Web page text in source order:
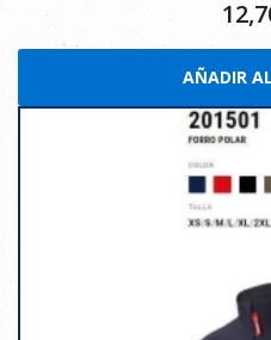
AÑADIR